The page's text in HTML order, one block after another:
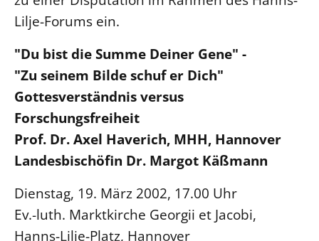
Lilje-Forums ein.
"Du bist die Summe Deiner Gene" -
"Zu seinem Bilde schuf er Dich"
Gottesverständnis versus
Forschungsfreiheit
Prof. Dr. Axel Haverich, MHH, Hannover
Landesbischöfin Dr. Margot Käßmann
Dienstag, 19. März 2002, 17.00 Uhr
Ev.-luth. Marktkirche Georgii et Jacobi,
Hanns-Lilje-Platz, Hannover
Fachstelle Sexualisierte Gewalt
Kirchenämter
Gleichstellung
Geschäftsstelle Landessynode
LANDESSYNODE
27. Landessynode
Kontakt
Hintergrund